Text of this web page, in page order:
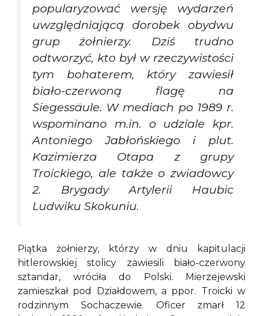
popularyzować wersję wydarzeń
uwzględniającą dorobek obydwu
grup żołnierzy. Dziś trudno
odtworzyć, kto był w rzeczywistości
tym bohaterem, który zawiesił
biało-czerwoną flagę na
Siegessäule. W mediach po 1989 r.
wspominano m.in. o udziale kpr.
Antoniego Jabłońskiego i plut.
Kazimierza Otapa z grupy
Troickiego, ale także o zwiadowcy
2. Brygady Artylerii Haubic
Ludwiku Skokuniu.
Piątka żołnierzy, którzy w dniu kapitulacji
hitlerowskiej stolicy zawiesili biało-czerwony
sztandar, wróciła do Polski. Mierzejewski
zamieszkał pod Działdowem, a ppor. Troicki w
rodzinnym Sochaczewie. Oficer zmarł 12